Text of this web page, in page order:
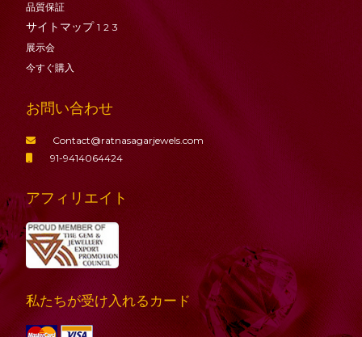
品質保証
サイトマップ 1 2 3
展示会
今すぐ購入
お問い合わせ
Contact@ratnasagarjewels.com
91-9414064424
アフィリエイト
私たちが受け入れるカード